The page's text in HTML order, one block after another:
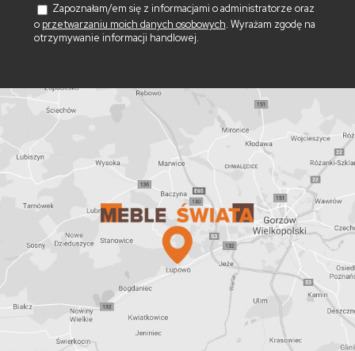
Zapoznałam/em się z informacjami o administratorze oraz
o przetwarzaniu moich danych osobowych. Wyrażam zgodę na
otrzymywanie informacji handlowej.